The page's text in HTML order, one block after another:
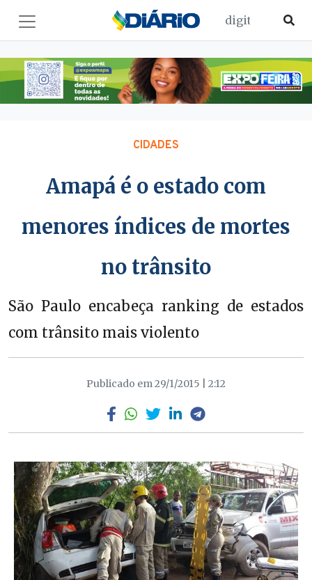
CIDADES
Amapá é o estado com
menores índices de mortes
no trânsito
São Paulo encabeça ranking de estados
com trânsito mais violento
Publicado em 29/1/2015 | 2:12